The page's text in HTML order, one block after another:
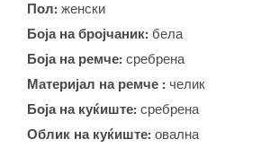
Пол: женски
Боја на бројчаник: бела
Боја на ремче: сребрена
Материјал на ремче : челик
Боја на куќиште: сребрена
Облик на куќиште: овална